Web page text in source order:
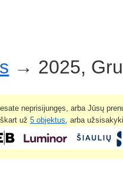
→ 2025,
neprisijungęs, arba Jūsų
už5 objektus , arba